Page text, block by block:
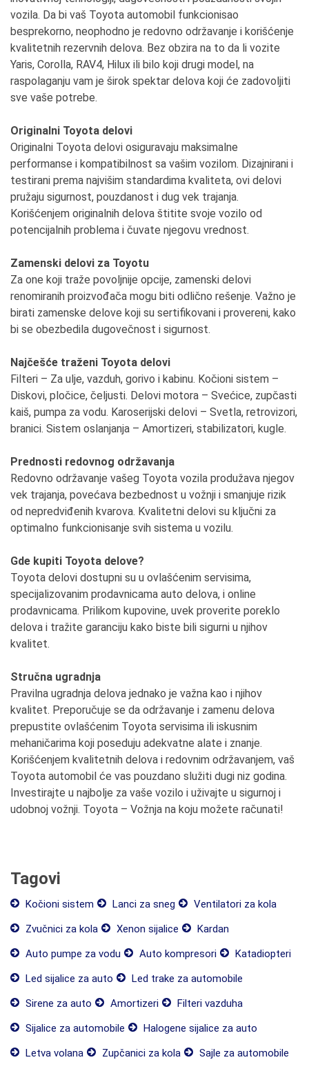
vozila. Da bi vaš Toyota automobil funkcionisao
besprekorno, neophodno je redovno održavanje i korišćenje
kvalitetnih rezervnih delova. Bez obzira na to da li vozite
Yaris, Corolla, RAV4, Hilux ili bilo koji drugi model, na
raspolaganju vam je širok spektar delova koji će zadovoljiti
sve vaše potrebe.
Originalni Toyota delovi
Originalni Toyota delovi osiguravaju maksimalne
performanse i kompatibilnost sa vašim vozilom. Dizajnirani i
testirani prema najvišim standardima kvaliteta, ovi delovi
pružaju sigurnost, pouzdanost i dug vek trajanja.
Korišćenjem originalnih delova štitite svoje vozilo od
potencijalnih problema i čuvate njegovu vrednost.
Zamenski delovi za Toyotu
Za one koji traže povoljnije opcije, zamenski delovi
renomiranih proizvođača mogu biti odlično rešenje. Važno je
birati zamenske delove koji su sertifikovani i provereni, kako
bi se obezbedila dugovečnost i sigurnost.
Najčešće traženi Toyota delovi
Filteri – Za ulje, vazduh, gorivo i kabinu. Kočioni sistem –
Diskovi, pločice, čeljusti. Delovi motora – Svećice, zupčasti
kaiš, pumpa za vodu. Karoserijski delovi – Svetla, retrovizori,
branici. Sistem oslanjanja – Amortizeri, stabilizatori, kugle.
Prednosti redovnog održavanja
Redovno održavanje vašeg Toyota vozila produžava njegov
vek trajanja, povećava bezbednost u vožnji i smanjuje rizik
od nepredviđenih kvarova. Kvalitetni delovi su ključni za
optimalno funkcionisanje svih sistema u vozilu.
Gde kupiti Toyota delove?
Toyota delovi dostupni su u ovlašćenim servisima,
specijalizovanim prodavnicama auto delova, i online
prodavnicama. Prilikom kupovine, uvek proverite poreklo
delova i tražite garanciju kako biste bili sigurni u njihov
kvalitet.
Stručna ugradnja
Pravilna ugradnja delova jednako je važna kao i njihov
kvalitet. Preporučuje se da održavanje i zamenu delova
prepustite ovlašćenim Toyota servisima ili iskusnim
mehaničarima koji poseduju adekvatne alate i znanje.
Korišćenjem kvalitetnih delova i redovnim održavanjem, vaš
Toyota automobil će vas pouzdano služiti dugi niz godina.
Investirajte u najbolje za vaše vozilo i uživajte u sigurnoj i
udobnoj vožnji. Toyota – Vožnja na koju možete računati!
Tagovi
Kočioni sistem Lanci za sneg
Ventilatori za kola
Zvučnici za kola
Xenon sijalice
Kardan
Auto pumpe za vodu
Auto kompresori
Katadiopteri
Led sijalice za auto
Led trake za automobile
Sirene za auto
Amortizeri
Filteri vazduha
Sijalice za automobile
Halogene sijalice za auto
Letva volana
Zupčanici za kola
Sajle za automobile